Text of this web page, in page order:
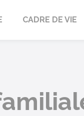
CADRE DE VIE